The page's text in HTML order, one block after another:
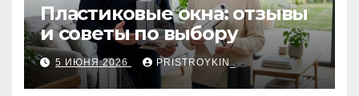
Пластиковые окна: отзывы
и советы по выбору
5 ИЮНЯ 2026 PRISTROYKIN_